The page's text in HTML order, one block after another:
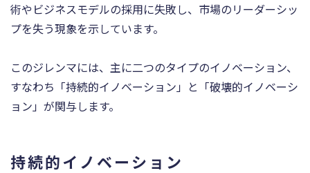
術やビジネスモデルの採用に失敗し、市場のリーダーシッ
プを失う現象を示しています。
このジレンマには、主に二つのタイプのイノベーション、
すなわち「持続的イノベーション」と「破壊的イノベーシ
ョン」が関与します。
持続的イノベーション